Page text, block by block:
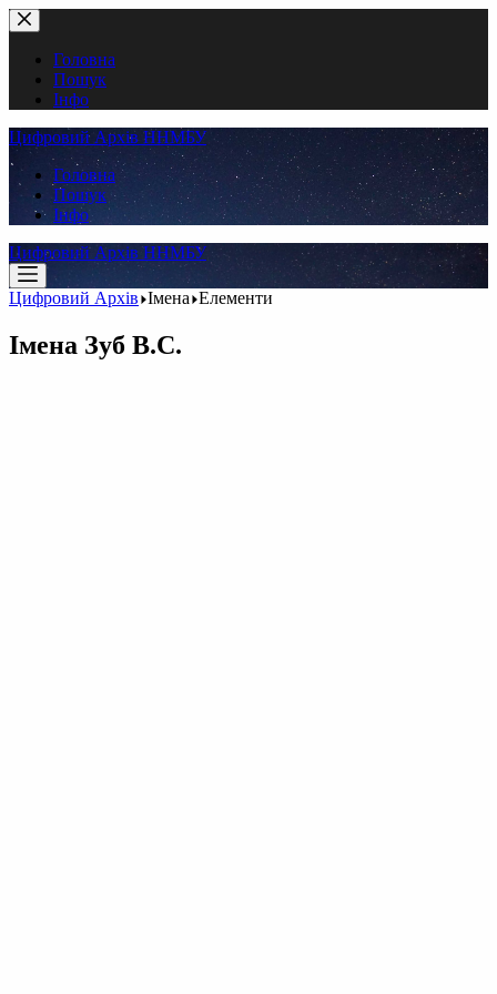
Перейти
до
вмістуГоловна
Пошук
Інфо
Цифровий Архів ННМБУ
Головна
Пошук
Інфо
Цифровий Архів ННМБУ
Цифровий Архів Імена Елементи
Імена Зуб В.С.